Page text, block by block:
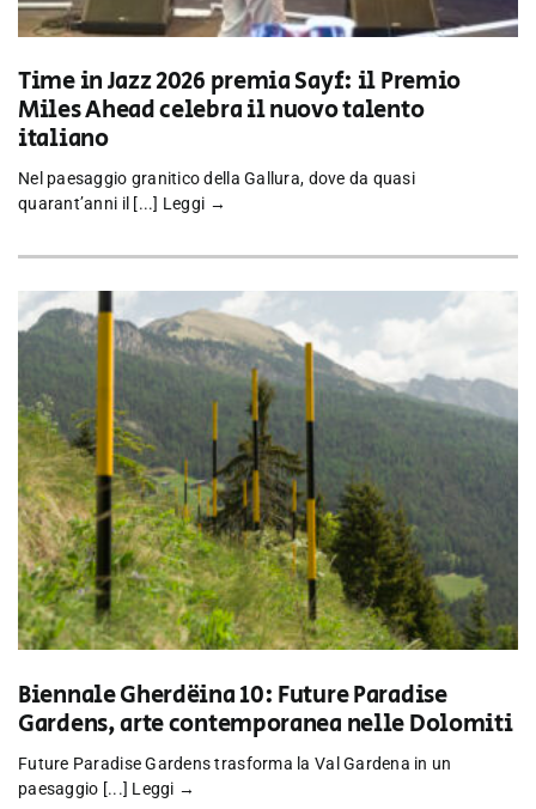
Time in Jazz 2026 premia Sayf: il Premio
Miles Ahead celebra il nuovo talento
italiano
Nel paesaggio granitico della Gallura, dove da quasi
quarant’anni il [...] Leggi →
Biennale Gherdëina 10: Future Paradise
Gardens, arte contemporanea nelle Dolomiti
Future Paradise Gardens trasforma la Val Gardena in un
paesaggio [...] Leggi →